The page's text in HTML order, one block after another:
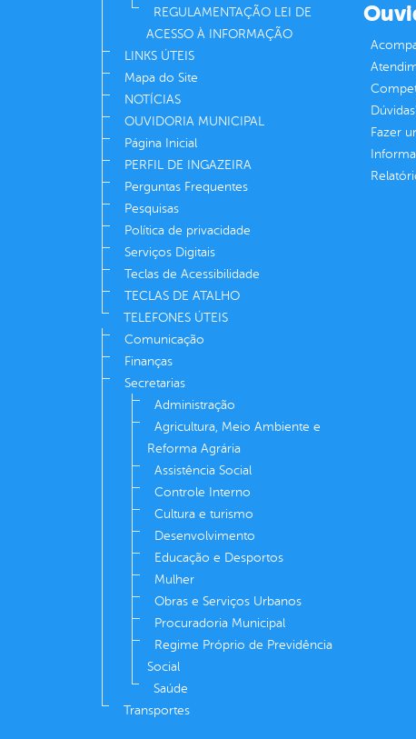
REGULAMENTAÇÃO LEI DE
ACESSO À INFORMAÇÃO
LINKS ÚTEIS
Mapa do Site
NOTÍCIAS
OUVIDORIA MUNICIPAL
Página Inicial
PERFIL DE INGAZEIRA
Perguntas Frequentes
Pesquisas
Política de privacidade
Serviços Digitais
Teclas de Acessibilidade
TECLAS DE ATALHO
TELEFONES ÚTEIS
Comunicação
Finanças
Secretarias
Administração
Agricultura, Meio Ambiente e
Reforma Agrária
Assistência Social
Controle Interno
Cultura e turismo
Desenvolvimento
Educação e Desportos
Mulher
Obras e Serviços Urbanos
Procuradoria Municipal
Regime Próprio de Previdência
Social
Saúde
Transportes
Fazer